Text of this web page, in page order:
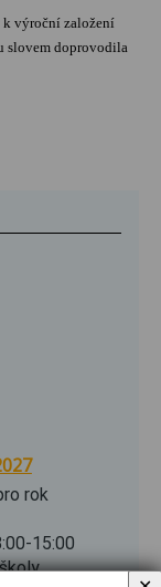
k výroční založení
slovem doprovodila
rok
15:00